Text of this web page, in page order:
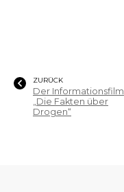
ZURÜCK
Der Informationsfilm
„Die Fakten über
Drogen“